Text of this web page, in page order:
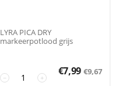
LYRA PICA DRY
markeerpotlood grijs
+
−
€7,99 €9,67